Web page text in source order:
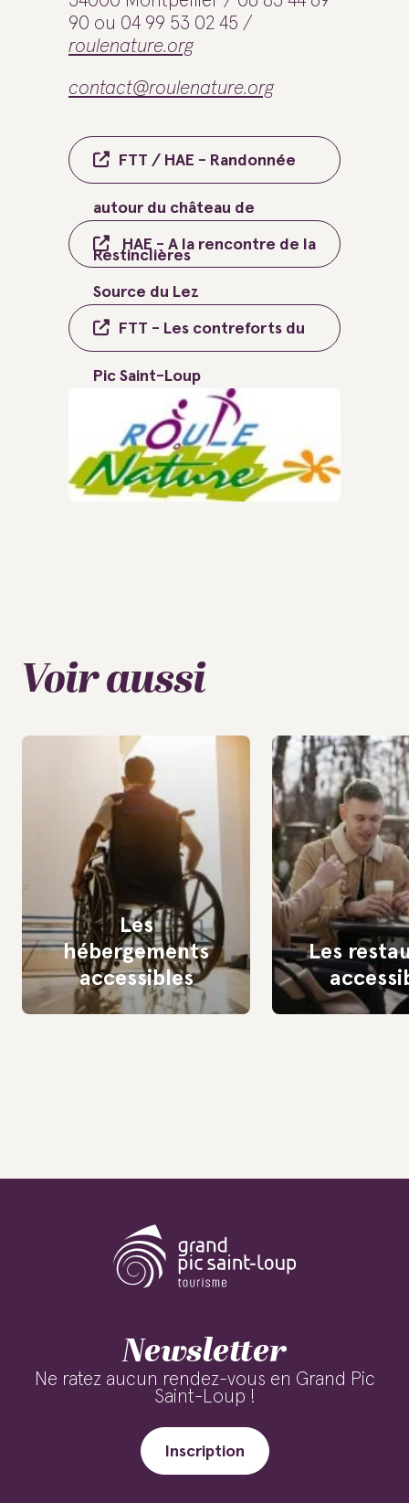
90 ou 04 99 53 02 45 /
roulenature.org
contact@roulenature.org
FTT / HAE - Randonnée
autour du château de
Restinclières
HAE - A la rencontre de la
Source du Lez
FTT - Les contreforts du
Pic Saint-Loup
Voir aussi
Les
hébergements
accessibles
Les
Newsletter
Ne ratez aucun rendez-vous en Grand Pic
Saint-Loup !
Inscription